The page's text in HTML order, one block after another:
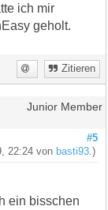
ich mir
geholt.
Zitieren
Junior Member
#5
22:24 von basti93 .)
ein bisschen